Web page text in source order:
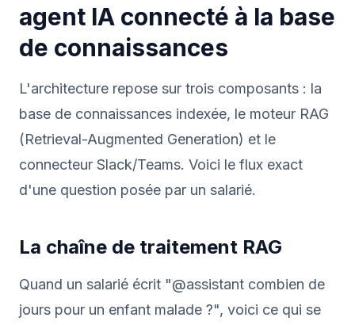
agent IA connecté à la base
de connaissances
L'architecture repose sur trois composants : la
base de connaissances indexée, le moteur RAG
(Retrieval-Augmented Generation) et le
connecteur Slack/Teams. Voici le flux exact
d'une question posée par un salarié.
La chaîne de traitement RAG
Quand un salarié écrit "@assistant combien de
jours pour un enfant malade ?", voici ce qui se